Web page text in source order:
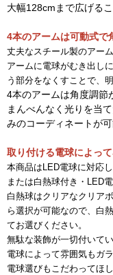
大幅128cmまで広げるこ
4本のアームは可動式で
丈夫なスチール製のアー
アームに電球がむき出し
う部分をなくすことで、
4本のアームは角度調節
まんべんなく光りを当
みのコーディネートが可
取り付ける電球によっ
本商品はLED電球に対応
または白熱球付き・LED
白熱球はクリアなクリア
ら選択が可能なので、白
てお選びください。
無駄な装飾が一切付いて
電球によって雰囲気もガ
電球選びもこだわってほ